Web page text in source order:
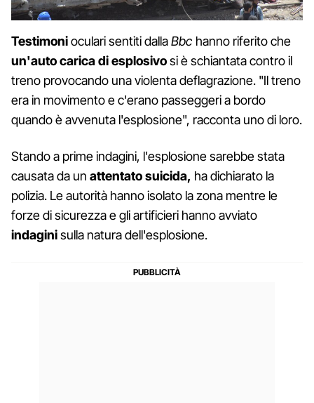
Testimonioculari sentiti dallaBbc hanno riferito che
un'auto carica di esplosivosi è schiantata contro il
treno provocando una violenta deflagrazione. "Il treno
era in movimento e c'erano passeggeri a bordo
quando è avvenuta l'esplosione", racconta uno di loro.
Stando a prime indagini, l'esplosione sarebbe stata
causata da un attentato suicida, ha dichiarato la
polizia. Le autorità hanno isolato la zona mentre le
forze di sicurezza e gli artificieri hanno avviato
indaginisulla natura dell'esplosione.